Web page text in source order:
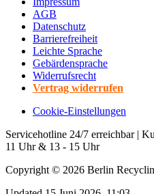
AGB
Datenschutz
Barrierefreiheit
Leichte Sprache
Gebärdensprache
Widerrufsrecht
Vertrag widerrufen
Cookie-Einstellungen
Servicehotline 24/7 erreichbar |
11 Uhr & 13 - 15 Uhr
Copyright © 2026 Berlin